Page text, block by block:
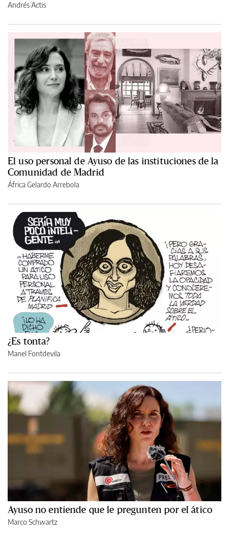
Andrés Actis
El uso personal de Ayuso de las instituciones de la
Comunidad de Madrid
África Gelardo Arrebola
¿Es tonta?
Manel Fontdevila
Ayuso no entiende que le pregunten por el ático
Marco Schwartz